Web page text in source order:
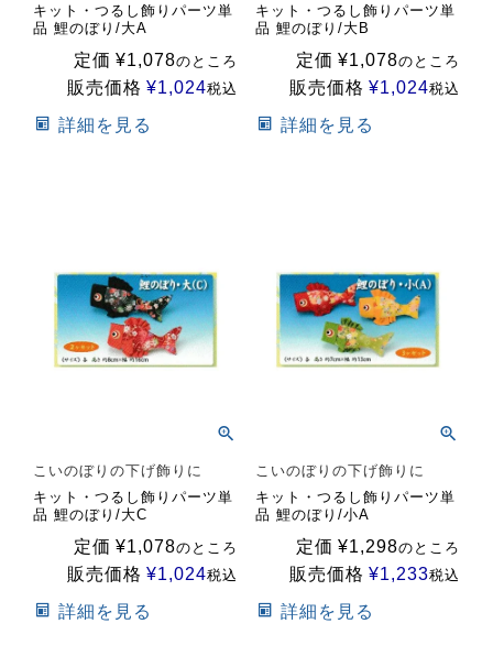
キット・つるし飾りパーツ単
品 鯉のぼり/大A
定価 ¥1,078のところ
販売価格 ¥1,024税込
詳細を見る
キット・つるし飾りパーツ単
品 鯉のぼり/大B
定価 ¥1,078のところ
販売価格 ¥1,024税込
詳細を見る
こいのぼりの下げ飾りに
キット・つるし飾りパーツ単
品 鯉のぼり/大C
定価 ¥1,078のところ
販売価格 ¥1,024税込
詳細を見る
こいのぼりの下げ飾りに
キット・つるし飾りパーツ単
品 鯉のぼり/小A
定価 ¥1,298のところ
販売価格 ¥1,233税込
詳細を見る